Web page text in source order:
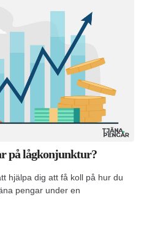
på lågkonjunktur?
hjälpa dig att få koll på hur du
pengar under en